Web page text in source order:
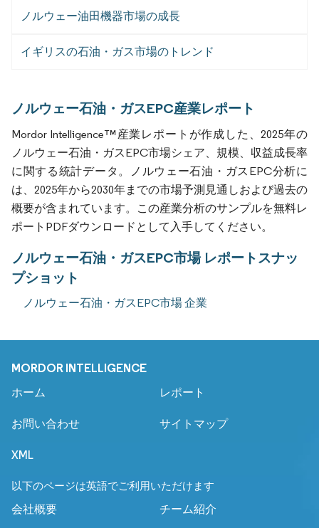
ノルウェー油田機器市場の成長
イギリスの石油・ガス市場のトレンド
ノルウェー石油・ガスEPC産業レポート
Mordor Intelligence™産業レポートが作成した、2025年の
ノルウェー石油・ガスEPC市場シェア、規模、収益成長率
に関する統計データ。ノルウェー石油・ガスEPC分析に
は、2025年から2030年までの市場予測見通しおよび過去の
概要が含まれています。この産業分析のサンプルを無料レ
ポートPDFダウンロードとして入手してください。
ノルウェー石油・ガスEPC市場 レポートスナッ
プショット
ノルウェー石油・ガスEPC市場 企業
MORDOR INTELLIGENCE
ホーム レポート
お問い合わせ サイトマップ
XML
以下のページは英語でご利用いただけます
会社概要
チーム紹介